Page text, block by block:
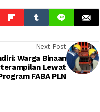
Next Post
Warga Binaan
Lewat
FABA PLN